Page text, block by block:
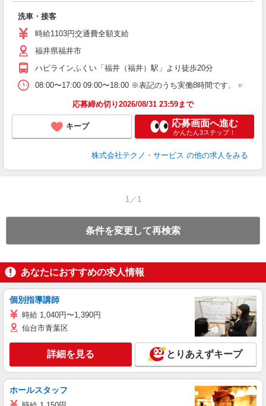
洗車・接客
時給1103円交通費全額支給
福井県福井市
ハピラインふくい「福井（福井）駅」より徒歩20分
08:00〜17:00 09:00〜18:00 ※表記のうち実働8時間です。 ■
応募締め切り2026/08/31 23:59まで
キープ 応募画面へ進む
かんたん3ステップ！
株式会社テクノ・サービス の他の求人をみる
1／1
条件を変更して再検索
あなたにおすすめの求人情報
個別指導講師
時給 1,040円〜1,390円
仙台市青葉区
詳細を見る とりあえずキープ
ホールスタッフ